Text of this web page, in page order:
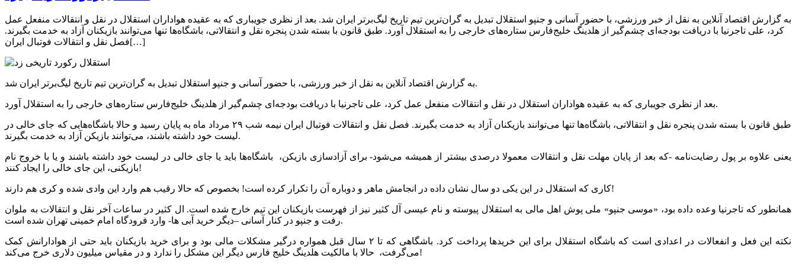
به گزارش اقتصاد آنلاین به نقل از خبر ورزشی، با حضور آسانی و جنپو استقلال تبدیل به گران‌ترین تیم تاریخ لیگ‌برتر ایران شد. بعد از نظری جویباری که به عقیده هواداران استقلال در نقل و انتقالات منفعل عمل
کرد، علی تاجرنیا با دریافت بودجه‌ای چشم‌گیر از هلدینگ خلیج‌فارس ستاره‌های خارجی را به استقلال آورد. طبق قانون با بسته شدن پنجره نقل و انتقالاتی، باشگاه‌ها تنها می‌توانند بازیکنان آزاد به خدمت بگیرند.
فصل نقل و انتقالات فوتبال ایران[…]
به گزارش اقتصاد آنلاین به نقل از خبر ورزشی، با حضور آسانی و جنپو استقلال تبدیل به گران‌ترین تیم تاریخ لیگ‌برتر ایران شد.
بعد از نظری جویباری که به عقیده هواداران استقلال در نقل و انتقالات منفعل عمل کرد، علی تاجرنیا با دریافت بودجه‌ای چشم‌گیر از هلدینگ خلیج‌فارس ستاره‌های خارجی را به استقلال آورد.
طبق قانون با بسته شدن پنجره نقل و انتقالاتی، باشگاه‌ها تنها می‌توانند بازیکنان آزاد به خدمت بگیرند. فصل نقل و انتقالات فوتبال ایران نیمه شب ۲۹ مرداد ماه به پایان رسید و حالا باشگاه‌هایی که جای خالی در
لیست خود داشته باشند، می‌توانند بازیکن آزاد به خدمت بگیرند.
یعنی علاوه بر پول رضایت‌نامه -که بعد از پایان مهلت نقل و انتقالات معمولا درصدی بیشتر از همیشه می‌شود- برای آزادسازی بازیکن، باشگاه‌ها باید یا جای خالی در لیست خود داشته باشند و یا با خروج نام
بازیکنی، این جای خالی را ایجاد کنند!
کاری که استقلال در این یکی دو سال نشان داده در انجامش ماهر و دوباره آن را تکرار کرده است! بخصوص که حالا رقیب هم وارد این وادی شده و کری هم دارند!
همانطور که تاجرنیا وعده داده بود، «موسی جنپو» ملی پوش اهل مالی به استقلال پیوسته و نام عیسی آل کثیر نیز از فهرست بازیکنان این تیم خارج شده است. ال کثیر در ساعات آخر نقل و انتقالات به ملوان
رفت و جنپو در کنار آسانی –دیگر خرید آبی ها- وارد فرودگاه امام خمینی تهران شده است.
نکته این فعل و انفعالات در اعدادی است که باشگاه استقلال برای این خرید‌ها پرداخت کرد. باشگاهی که تا ۲ سال قبل همواره درگیر مشکلات مالی بود و برای خرید بازیکنان باید حتی از هوادارانش کمک
می‌گرفت، حالا با مالکیت هلدینگ خلیج فارس دیگر این مشکل را ندارد و در مقیاس میلیون دلاری خرج می‌کند!